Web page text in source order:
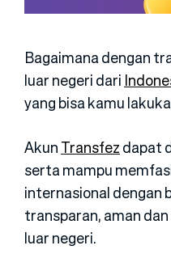
Bagaimana dengan
luar negeri dari
yang bisa kamu
AkunTransfezdapat
serta mampu
internasional dengan
transparan, aman
luar negeri.